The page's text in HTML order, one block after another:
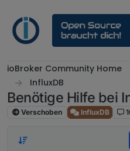
ioBroker Community Home
InfluxDB
Benötige Hilfe bei
Verschoben InfluxDB